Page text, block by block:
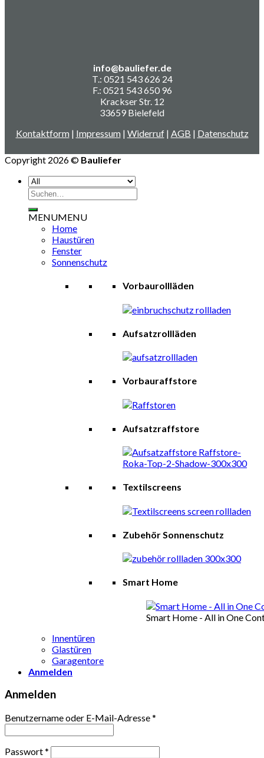
info@bauliefer.de
T.: 0521 543 626 24
F.: 0521 543 650 96
Krackser Str. 12
33659 Bielefeld
Kontaktform | Impressum | Widerruf| AGB | Datenschutz
Copyright 2026 © Bauliefer
Suchen
nach:
MENUMENU
Home
Haustüren
Fenster
Sonnenschutz
Vorbaurollläden
Aufsatzrollläden
Vorbauraffstore
Aufsatzraffstore
Textilscreens
Zubehör Sonnenschutz
Smart Home
Smart Home - All in One
Innentüren
Glastüren
Garagentore
Anmelden
Anmelden
Benutzername oder E-Mail-Adresse*
Passwort*